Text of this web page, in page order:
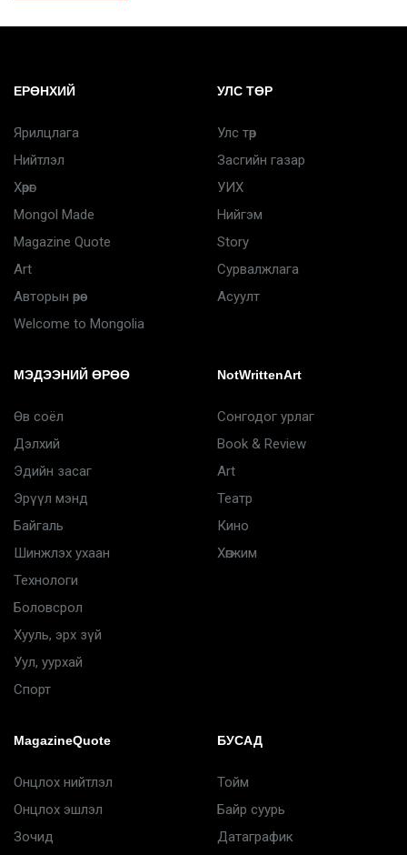
ЕРӨНХИЙ
Ярилцлага
Нийтлэл
Хөрөг
Mongol Made
Magazine Quote
Art
Авторын өрөө
Welcome to Mongolia
УЛС ТӨР
Улс төр
Засгийн газар
УИХ
Нийгэм
Story
Сурвалжлага
Асуулт
МЭДЭЭНИЙ ӨРӨӨ
Өв соёл
Дэлхий
Эдийн засаг
Эрүүл мэнд
Байгаль
Шинжлэх ухаан
Технологи
Боловсрол
Хууль, эрх зүй
Уул, уурхай
Спорт
NotWrittenArt
Сонгодог урлаг
Book & Review
Art
Театр
Кино
Хөгжим
MagazineQuote
Онцлох нийтлэл
Онцлох эшлэл
Зочид
БУСАД
Тойм
Байр суурь
Датаграфик